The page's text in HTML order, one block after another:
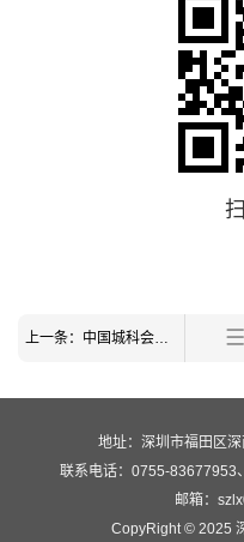
上一条：中国城科会绿建委《关于举办绿色、低碳全国青少年公益科普竞赛的通知》
地址：深圳市福田区
联系电话：0755-83677953
邮箱：
CopyRight © 2025